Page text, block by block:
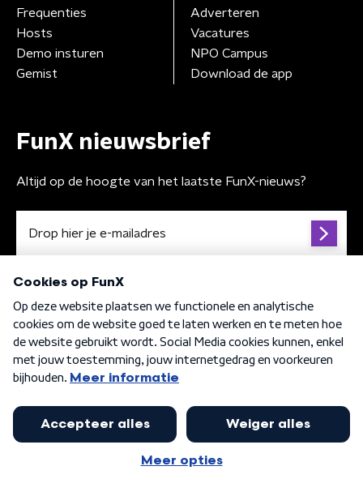
Frequenties
Hosts
Demo insturen
Gemist
Adverteren
Vacatures
NPO Campus
Download de app
FunX nieuwsbrief
Altijd op de hoogte van het laatste FunX-nieuws?
Algemene voorwaarden Privacybeleid